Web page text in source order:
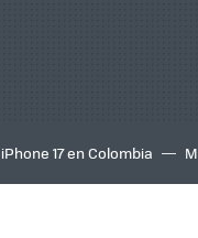
iPhone 17 en Colombia
inteligente
IA TCL